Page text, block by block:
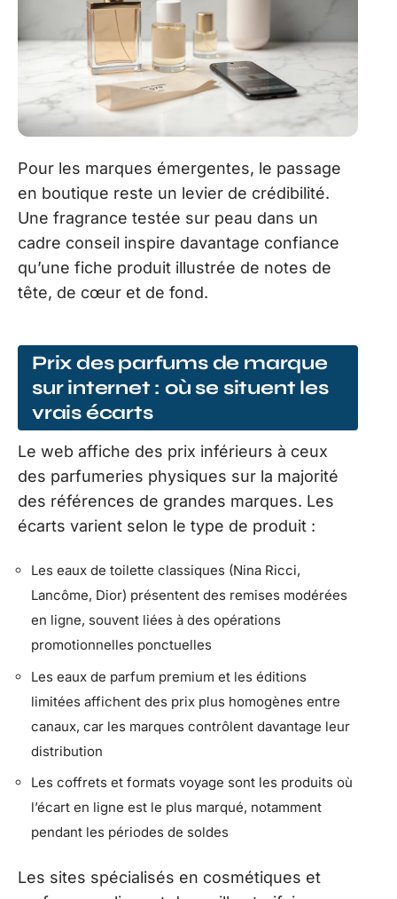
Pour les marques émergentes, le passage
en boutique reste un levier de crédibilité.
Une fragrance testée sur peau dans un
cadre conseil inspire davantage confiance
qu’une fiche produit illustrée de notes de
tête, de cœur et de fond.
Prix des parfums de marque
sur internet : où se situent les
vrais écarts
Le web affiche des prix inférieurs à ceux
des parfumeries physiques sur la majorité
des références de grandes marques. Les
écarts varient selon le type de produit :
Les eaux de toilette classiques (Nina Ricci,
Lancôme, Dior) présentent des remises modérées
en ligne, souvent liées à des opérations
promotionnelles ponctuelles
Les eaux de parfum premium et les éditions
limitées affichent des prix plus homogènes entre
canaux, car les marques contrôlent davantage leur
distribution
Les coffrets et formats voyage sont les produits où
l’écart en ligne est le plus marqué, notamment
pendant les périodes de soldes
Les sites spécialisés en cosmétiques et